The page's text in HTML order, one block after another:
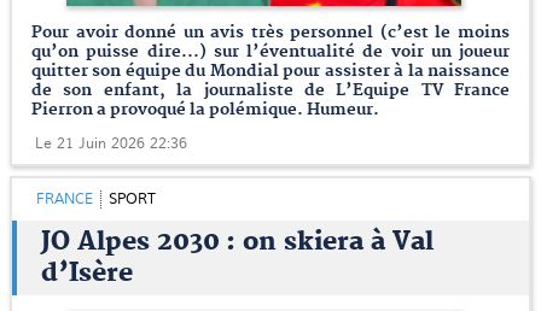
Pour avoir donné un avis très personnel (c’est le moins
qu’on puisse dire...) sur l’éventualité de voir un joueur
quitter son équipe du Mondial pour assister à la naissance
de son enfant, la journaliste de L’Equipe TV France
Pierron a provoqué la polémique. Humeur.
Le 21 Juin 2026 22:36
FRANCE SPORT
JO Alpes 2030 : on skiera à Val
d’Isère